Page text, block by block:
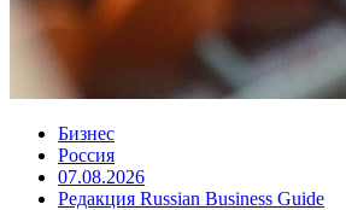
Бизнес
Россия
07.08.2026
Редакция Russian Business Guide